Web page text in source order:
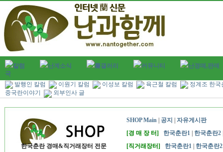
칼럼 난계소식 蘭갤러리 커뮤니티
난경매,판매
국
발행인 칼럼
이원기 칼럼 이성보 칼럼 육근철 칼럼
정계조 한국
중국란이야기
외부인사 글
한국춘란 경매&직거래장터 전문
SHOP Main 공지
자유게시판
[경 매 장 터]
한국춘란1 한국춘란2
[직거래장터]
한국춘란1 한국춘란2